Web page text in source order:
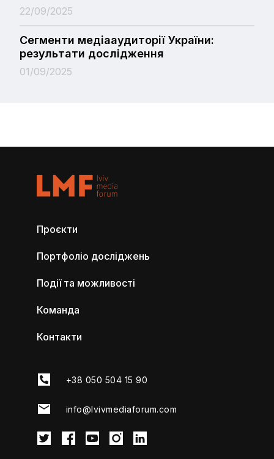
22/09/2025
Сегменти медіааудиторії України:
результати дослідження
01/09/2025
Проєкти
Портфоліо досліджень
Події та можливості
Команда
Контакти
+38 050 504 15 90
info@lvivmediaforum.com